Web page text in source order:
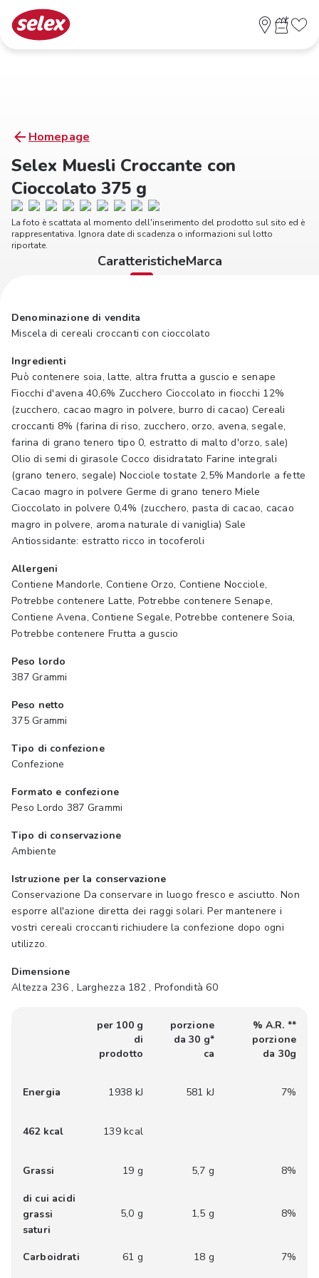
Homepage
Selex Muesli Croccante con
Cioccolato 375 g
La foto è scattata al momento dell'inserimento del prodotto sul sito ed è
rappresentativa. Ignora date di scadenza o informazioni sul lotto
riportate.
CaratteristicheMarca
Denominazione di vendita
Miscela di cereali croccanti con cioccolato
Ingredienti
Può contenere soia, latte, altra frutta a guscio e senape
Fiocchi d'avena 40,6% Zucchero Cioccolato in fiocchi 12%
(zucchero, cacao magro in polvere, burro di cacao) Cereali
croccanti 8% (farina di riso, zucchero, orzo, avena, segale,
farina di grano tenero tipo 0, estratto di malto d'orzo, sale)
Olio di semi di girasole Cocco disidratato Farine integrali
(grano tenero, segale) Nocciole tostate 2,5% Mandorle a fette
Cacao magro in polvere Germe di grano tenero Miele
Cioccolato in polvere 0,4% (zucchero, pasta di cacao, cacao
magro in polvere, aroma naturale di vaniglia) Sale
Antiossidante: estratto ricco in tocoferoli
Allergeni
Contiene Mandorle, Contiene Orzo, Contiene Nocciole,
Potrebbe contenere Latte, Potrebbe contenere Senape,
Contiene Avena, Contiene Segale, Potrebbe contenere Soia,
Potrebbe contenere Frutta a guscio
Peso lordo
387 Grammi
Peso netto
375 Grammi
Tipo di confezione
Confezione
Formato e confezione
Peso Lordo 387 Grammi
Tipo di conservazione
Ambiente
Istruzione per la conservazione
Conservazione Da conservare in luogo fresco e asciutto. Non
esporre all'azione diretta dei raggi solari. Per mantenere i
vostri cereali croccanti richiudere la confezione dopo ogni
utilizzo.
Dimensione
Altezza 236 , Larghezza 182 , Profondità 60
per 100 g
di
prodotto
porzione
da 30 g*
ca
% A.R. **
porzione
da 30g
Energia 1938 kJ 581 kJ 7%
462 kcal 139 kcal
Grassi 19 g 5,7 g 8%
di cui acidi
grassi
saturi
5,0 g 1,5 g 8%
Carboidrati 61 g 18 g 7%